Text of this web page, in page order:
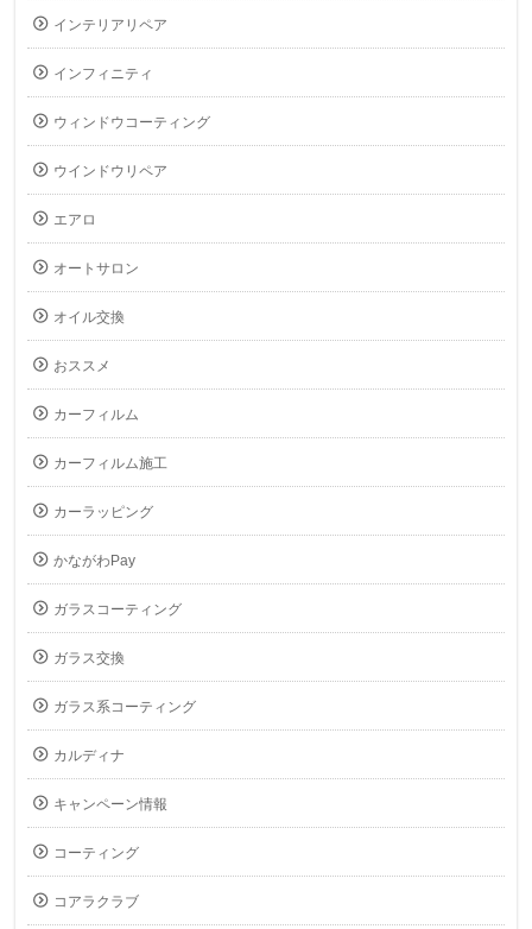
インテリアリペア
インフィニティ
ウィンドウコーティング
ウインドウリペア
エアロ
オートサロン
オイル交換
おススメ
カーフィルム
カーフィルム施工
カーラッピング
かながわPay
ガラスコーティング
ガラス交換
ガラス系コーティング
カルディナ
キャンペーン情報
コーティング
コアラクラブ